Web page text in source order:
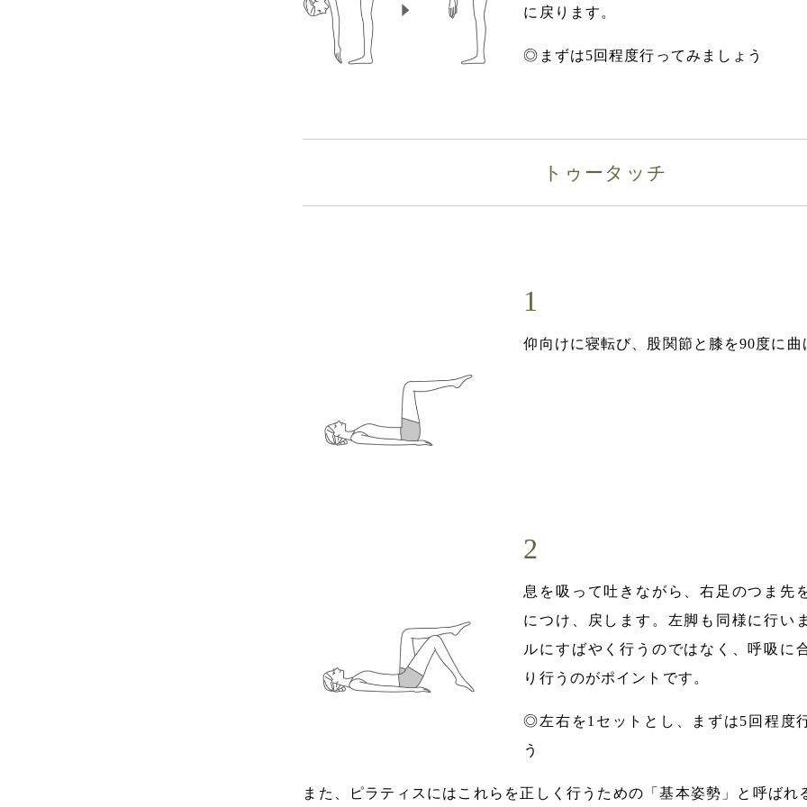
に戻ります。
◎まずは5回程度行ってみましょう
トゥータッチ
仰向けに寝転び、股関節と膝を90度に曲
息を吸って吐きながら、右足のつま先
につけ、戻します。左脚も同様に行い
ルにすばやく行うのではなく、呼吸に
り行うのがポイントです。
◎左右を1セットとし、まずは5回程度
う
また、ピラティスにはこれらを正しく行うための「基本姿勢」と呼ばれ